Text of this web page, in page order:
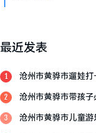
最近发表
1 沧州市黄骅市遛娃打
2
沧州市黄骅市带孩
3 沧州市黄骅市儿童